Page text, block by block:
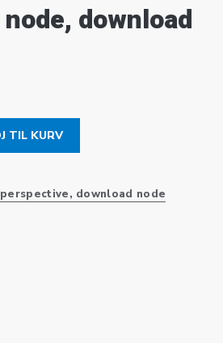
download
antal
TIL KURV
download node